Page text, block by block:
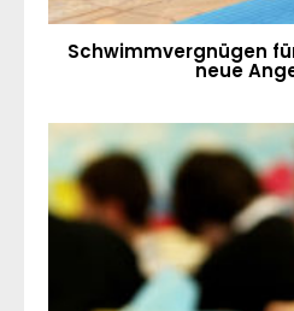
Schwimmvergnügen
neue